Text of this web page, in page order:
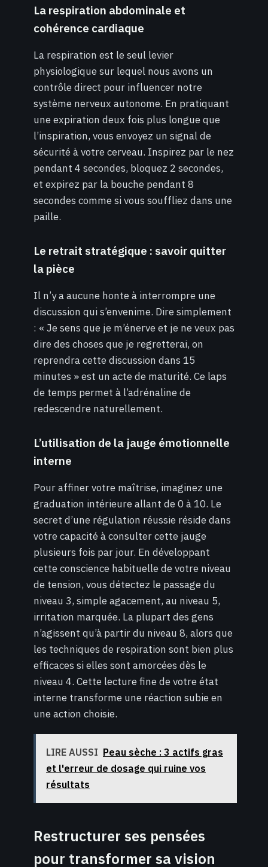
La respiration abdominale et
cohérence cardiaque
La respiration est le seul levier
physiologique sur lequel nous avons un
contrôle direct pour influencer notre
système nerveux autonome. En pratiquant
une expiration deux fois plus longue que
l’inspiration, vous envoyez un signal de
sécurité à votre cerveau. Inspirez par le nez
pendant 4 secondes, bloquez 2 secondes,
et expirez par la bouche pendant 8
secondes comme si vous souffliez dans une
paille.
Le retrait stratégique : savoir quitter
la pièce
Il n’y a aucune honte à interrompre une
discussion qui s’envenime. Dire simplement
: « Je sens que je m’énerve et je ne veux pas
dire des choses que je regretterai, on
reprendra cette discussion dans 15
minutes » est un acte de maturité. Ce laps
de temps permet à l’adrénaline de
redescendre naturellement.
L’utilisation de la jauge émotionnelle
interne
Pour affiner votre maîtrise, imaginez une
graduation intérieure allant de 0 à 10. Le
secret d’une régulation réussie réside dans
votre capacité à consulter cette jauge
plusieurs fois par jour. En développant
cette conscience habituelle de votre niveau
de tension, vous détectez le passage du
niveau 3, simple agacement, au niveau 5,
irritation marquée. La plupart des gens
n’agissent qu’à partir du niveau 8, alors que
les techniques de respiration sont bien plus
efficaces si elles sont amorcées dès le
niveau 4. Cette lecture fine de votre état
interne transforme une réaction subie en
une action choisie.
LIRE AUSSI Peau sèche : 3 actifs gras
et l'erreur de dosage qui ruine vos
résultats
Restructurer ses pensées
pour transformer sa vision